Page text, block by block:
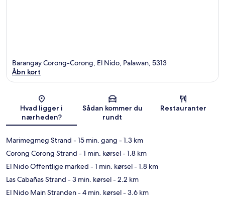
Kort
Barangay Corong-Corong, El Nido, Palawan, 5313
Åbn kort
Hvad ligger i
nærheden?
Sådan kommer du
rundt
Restauranter
Marimegmeg Strand - 15 min. gang - 1.3 km
Corong Corong Strand - 1 min. kørsel- 1.8 km
El Nido Offentlige marked - 1 min. kørsel- 1.8 km
Las Cabañas Strand - 3 min. kørsel- 2.2 km
El Nido Main Stranden- 4 min. kørsel- 3.6 km